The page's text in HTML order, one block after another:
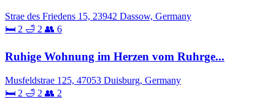
Strae des Friedens 15, 23942 Dassow, Germany
🛏 2 🛁 2 👥 6
Ruhige Wohnung im Herzen vom Ruhrge...
Musfeldstrae 125, 47053 Duisburg, Germany
🛏 2 🛁 2 👥 2